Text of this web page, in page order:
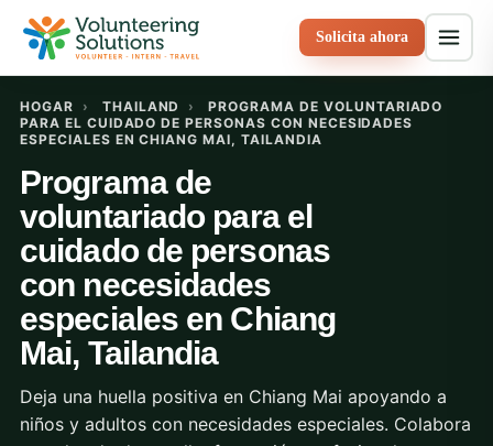
Solicita ahora
HOGAR › THAILAND ›
PROGRAMA DE VOLUNTARIADO
PARA EL CUIDADO DE PERSONAS CON NECESIDADES
ESPECIALES EN CHIANG MAI, TAILANDIA
Programa de
voluntariado para el
cuidado de personas
con necesidades
especiales en Chiang
Mai, Tailandia
Deja una huella positiva en Chiang Mai apoyando a
niños y adultos con necesidades especiales. Colabora